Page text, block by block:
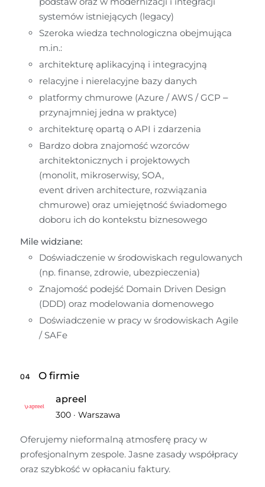
systemów istniejących (legacy)
Szeroka wiedza technologiczna obejmująca
m.in.:
relacyjne i nierelacyjne bazy danych
platformy chmurowe (Azure / AWS / GCP –
przynajmniej jedna w praktyce)
Bardzo dobra znajomość wzorców
architektonicznych i projektowych
(monolit, mikroserwisy, SOA,
event driven architecture, rozwiązania
chmurowe) oraz umiejętność świadomego
Mile widziane:
Doświadczenie w środowiskach regulowanych
Znajomość podejść Domain Driven Design
Doświadczenie w pracy w środowiskach Agile
04 O firmie
apreel
300 ·Warszawa
Oferujemy nieformalną atmosferę pracy w
profesjonalnym zespole. Jasne zasady współpracy
oraz szybkość w opłacaniu faktury.